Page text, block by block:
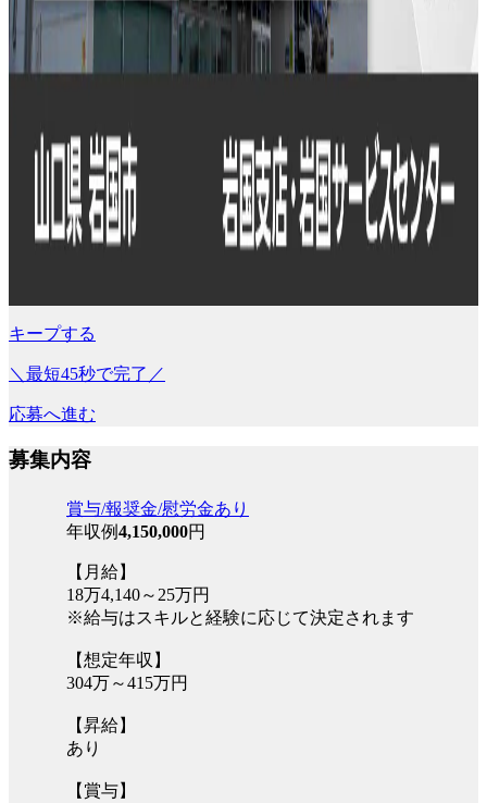
キープする
＼最短45秒で完了／
応募へ進む
募集内容
賞与/報奨金/慰労金あり
年収例4,150,000円
【月給】
18万4,140～25万円
※給与はスキルと経験に応じて決定されます
【想定年収】
304万～415万円
【昇給】
あり
【賞与】